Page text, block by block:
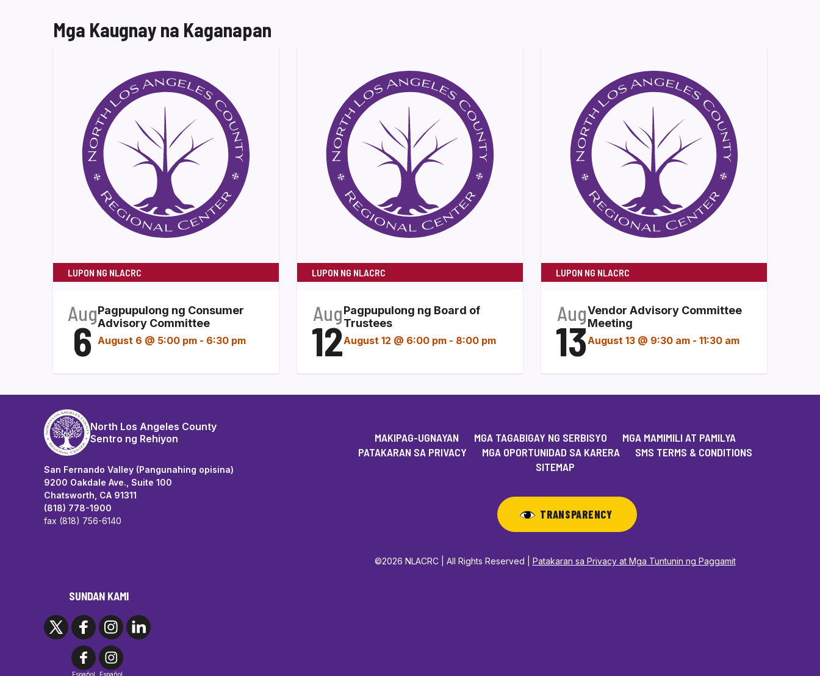
Mga Kaugnay na Kaganapan
LUPON NG NLACRC
Aug
6
Pagpupulong ng Consumer
Advisory Committee
August 6 @ 5:00 pm - 6:30 pm
LUPON NG NLACRC
Aug
12
Pagpupulong ng Board of
Trustees
August 12 @ 6:00 pm - 8:00 pm
LUPON NG NLACRC
Aug
13
Vendor Advisory Committee
Meeting
August 13 @ 9:30 am - 11:30 am
North Los Angeles County
Sentro ng Rehiyon
San Fernando Valley (Pangunahing opisina)
9200 Oakdale Ave., Suite 100
Chatsworth, CA 91311
(818) 778-1900
fax (818) 756-6140
MAKIPAG-UGNAYAN MGA TAGABIGAY NG SERBISYO
MGA MAMIMILI AT PAMILYA
PATAKARAN SA PRIVACY
MGA OPORTUNIDAD SA KARERA
SMS TERMS & CONDITIONS
SITEMAP
TRANSPARENCY
©2026 NLACRC | All Rights Reserved | Patakaran sa Privacy at Mga Tuntunin ng Paggamit
SUNDAN KAMI
Español Español